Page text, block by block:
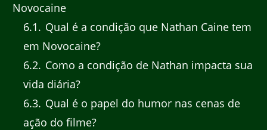
Novocaine
6.1
Qual é a condição que Nathan Caine tem
em Novocaine?
6.2 Como a condição de Nathan impacta sua
vida diária?
6.3 Qual é o papel do humor nas cenas de
ação do filme?